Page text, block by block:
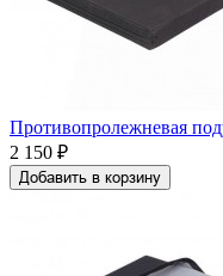
Противопролежневая
2 150 ₽
Добавить в корзину